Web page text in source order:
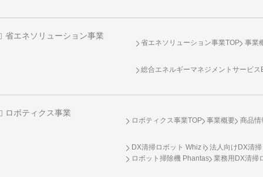
省エネソリューション事業
省エネソリューション事業TOP 事業
総合エネルギーマネジメントサービ
ロボティクス事業
ロボティクス事業TOP 事業概要 商品情
DX清掃ロボット Whiz i
法人向けDX清
ロボット掃除機 Phantas
業務用DX清掃